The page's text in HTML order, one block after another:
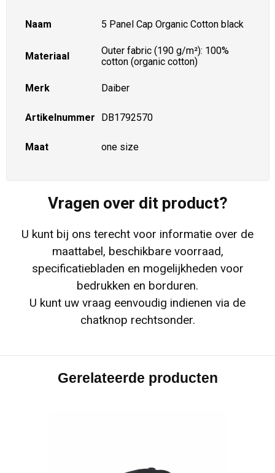
Naam 5 Panel Cap Organic Cotton black
Materiaal
Outer fabric (190 g/m²): 100%
cotton (organic cotton)
Merk Daiber
Artikelnummer DB1792570
Maat one size
Vragen over dit product?
U kunt bij ons terecht voor informatie over de
maattabel, beschikbare voorraad,
specificatiebladen en mogelijkheden voor
bedrukken en borduren.
U kunt uw vraag eenvoudig indienen via de
chatknop rechtsonder.
Gerelateerde producten